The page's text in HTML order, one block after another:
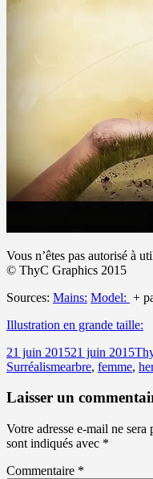
Vous n’êtes pas autorisé à
© ThyC Graphics 2015
Sources: Mains: Model: +
Illustration en grande taille:
Publié
le
21 juin 201521 juin 2015
SurréalismeMots-
arbre, femme,
Laisser un
Votre adresse e-mail ne sera
sont indiqués avec *
Commentaire *